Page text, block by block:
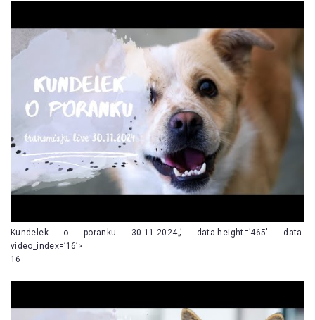
Kundelek o poranku 30.11.2024„’ data-height=’465′ data-
video_index=’16’>
16